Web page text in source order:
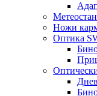
Ножи
Оптика